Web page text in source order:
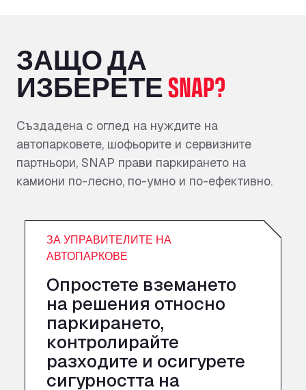
ЗАЩО ДА
ИЗБЕРЕТЕSNAP?
Създадена с оглед на нуждите на
автопарковете, шофьорите и сервизните
партньори, SNAP прави паркирането на
камиони по-лесно, по-умно и по-ефективно.
ЗА УПРАВИТЕЛИТЕ НА
АВТОПАРКОВЕ
Опростете вземането
на решения относно
паркирането,
контролирайте
разходите и осигурете
сигурността на